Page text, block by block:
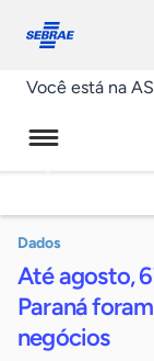
conosco
Você está na
Dados
Até agosto,
Paraná
negócios